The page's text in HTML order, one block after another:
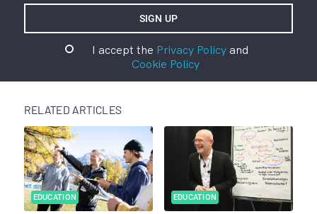
I accept the Privacy Policyand
Cookie Policy
RELATED ARTICLES
EDUCATION EDUCATION